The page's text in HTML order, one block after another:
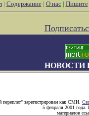
| Содержание| О нас| Пишите
НОВОСТИ
переплет" зарегистрирован как СМИ.
5 февраля 2001 года.
материалов